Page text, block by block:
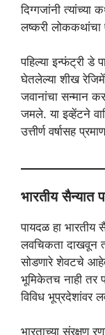
दिग्गजांनी त्यांच्या
लष्करी
पहिल्या इन्फंट्री डे
घेतलेल्या शीख
जवानांचा सन्मान
जमले. या इव्हेंटने
उत्तीर्ण वर्षासह
भारतीय सैन्यात
पायदळ हा भारतीय
लवचिकता दाखवून
सोडणारे शेवटचे
भूमिकेतच नाही तर
विविध भूप्रदेशांवर
भारताच्या संरक्षण